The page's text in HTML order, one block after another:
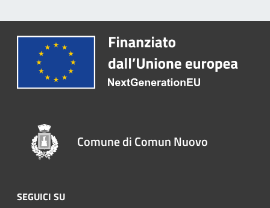
Comune di Comun Nuovo
SEGUICI SU